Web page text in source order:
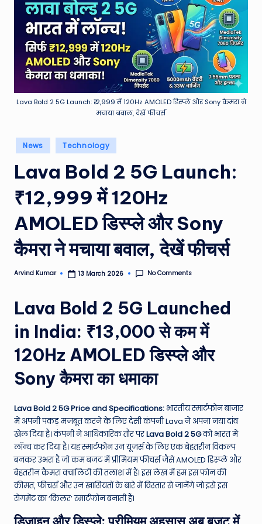
er
,
e
c
h
&
M
o
vi
e
e
w
s
A
u
n
d
T
h
Lava Bold 2 5G Launch: ₹12,999 में 120Hz AMOLED डिस्प्ले और Sony कैमरा ने
मचाया बवाल, देखें फीचर्स
Posted
in
News Technology
Lava Bold 2 5G Launch:
₹12,999 में 120Hz
AMOLED डिस्प्ले और Sony
कैमरा ने मचाया बवाल, देखें फीचर्स
Posted
Arvind Kumar 13 March 2026 No Comments
Lava Bold 2 5G Launched
in India: ₹13,000 से कम में
120Hz AMOLED डिस्प्ले और
Sony कैमरा का धमाका
Lava Bold 2 5G Price and Specifications: भारतीय स्मार्टफोन बाजार
में अपनी पकड़ मजबूत करने के लिए देसी कंपनी Lava ने अपना नया दांव
खेल दिया है। कंपनी ने आधिकारिक तौर परLava Bold 2 5Gको भारत में
लॉन्च कर दिया है। यह स्मार्टफोन उन यूजर्स के लिए एक बेहतरीन विकल्प
बनकर उभरा है जो कम बजट में प्रीमियम फीचर्स जैसे AMOLED डिस्प्ले और
बेहतरीन कैमरा क्वालिटी की तलाश में हैं।इस लेख में हम इस फोन की
कीमत, फीचर्स और उन खासियतों के बारे में विस्तार से जानेंगे जो इसे इस
सेगमेंट का ‘किलर’ स्मार्टफोन बनाती हैं।